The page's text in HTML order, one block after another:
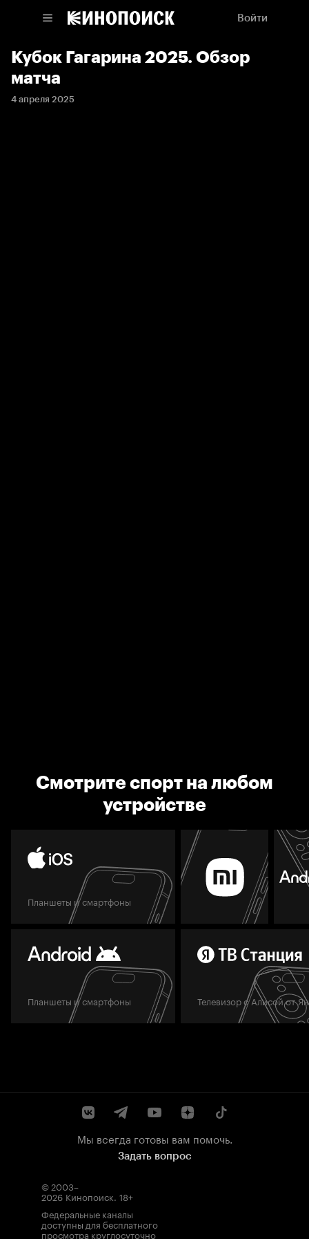
Войти
Кубок Гагарина 2025. Обзор
матча
4 апреля 2025
Смотрите спорт на любом
устройстве
Планшеты и смартфоны
Планшеты и смартфоны Телевизор с Алисой от
Мы всегда готовы вам помочь.
Задать вопрос
© 2003–
2026 Кинопоиск. 18+
Федеральные каналы
доступны для бесплатного
просмотра круглосуточно